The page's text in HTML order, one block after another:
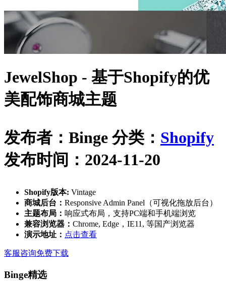
JewelShop - 基于Shopify的优
美配饰商城主题
发布者：Binge 分类： Shopify
发布时间：2024-11-20
Shopify版本: Vintage
商城后台： Responsive Admin Panel（可视化拖放后台）
主题布局： 响应式布局，支持PC端和手机端浏览
兼容浏览器： Chrome, Edge，IE11, 等国产浏览器
演示地址： 点击查看
客服咨询免费下载
Binge精选